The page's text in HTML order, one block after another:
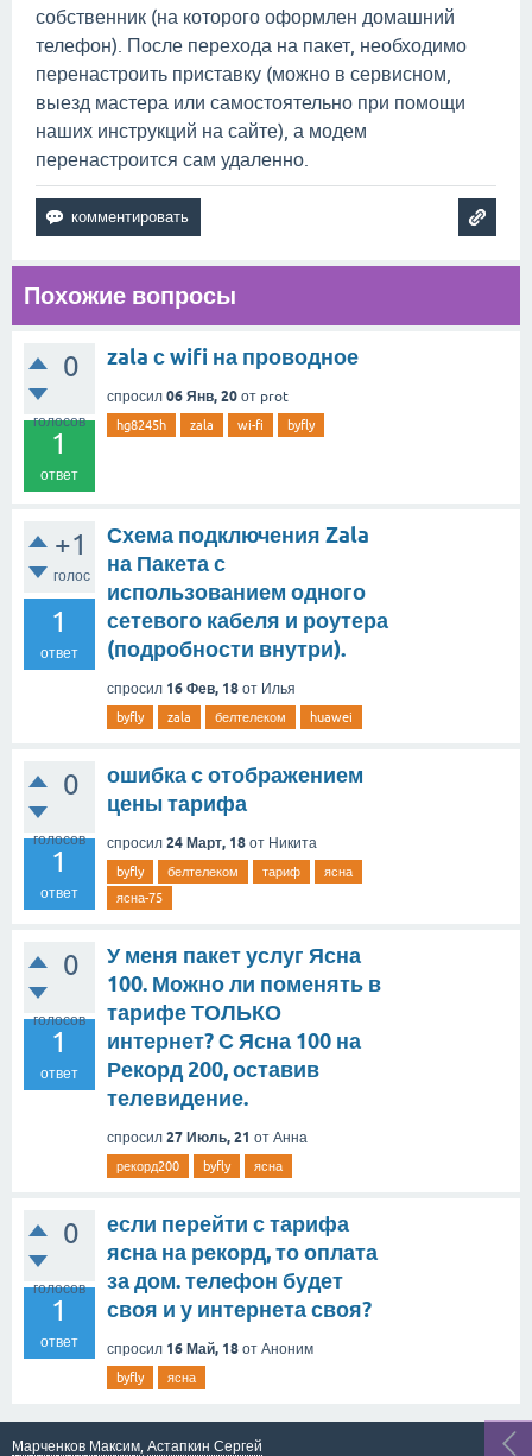
собственник (на которого оформлен домашний
телефон). После перехода на пакет, необходимо
перенастроить приставку (можно в сервисном,
выезд мастера или самостоятельно при помощи
наших инструкций на сайте), а модем
перенастроится сам удаленно.
Похожие вопросы
0
голосов
1
ответ
zala с wifi на проводное
спросил 06 Янв, 20 от prot
hg8245h zala wi-fi byfly
+1
голос
1
ответ
Схема подключения Zala
на Пакета с
использованием одного
сетевого кабеля и роутера
(подробности внутри).
спросил 16 Фев, 18 от Илья
byfly zala белтелеком huawei
0
голосов
1
ответ
ошибка с отображением
цены тарифа
спросил 24 Март, 18 от Никита
byfly белтелеком тариф
ясна
ясна-75
0
голосов
1
ответ
У меня пакет услуг Ясна
100. Можно ли поменять в
тарифе ТОЛЬКО
интернет? С Ясна 100 на
Рекорд 200, оставив
телевидение.
спросил 27 Июль, 21 от Анна
рекорд200 byfly ясна
0
голосов
1
ответ
если перейти с тарифа
ясна на рекорд, то оплата
за дом. телефон будет
своя и у интернета своя?
спросил 16 Май, 18 от Аноним
byfly ясна
Марченков Максим, Астапкин Сергей